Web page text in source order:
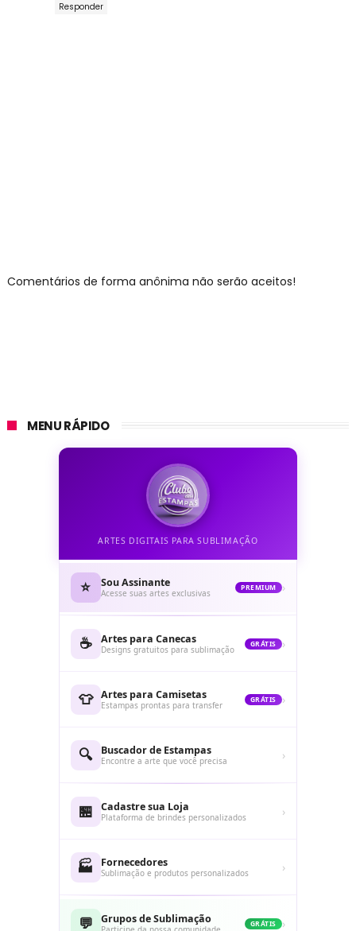
Responder
Comentários de forma anônima não serão aceitos!
MENU RÁPIDO
ARTES DIGITAIS PARA SUBLIMAÇÃO
⭐ Sou Assinante
Acesse suas artes exclusivas
PREMIUM ›
☕ Artes para Canecas
Designs gratuitos para sublimação
GRÁTIS ›
👕 Artes para Camisetas
Estampas prontas para transfer
GRÁTIS ›
🔍 Buscador de Estampas
Encontre a arte que você precisa ›
🏪 Cadastre sua Loja
Plataforma de brindes personalizados ›
🏭 Fornecedores
Sublimação e produtos personalizados ›
💬 Grupos de Sublimação GRÁTIS ›